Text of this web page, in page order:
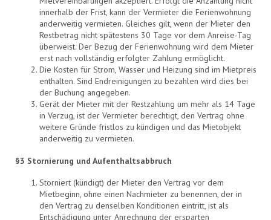
innerhalb der Frist, kann der Vermieter die Ferienwohnung
anderweitig vermieten. Gleiches gilt, wenn der Mieter den
Restbetrag nicht spätestens 30 Tage vor dem Anreise-Tag
überweist. Der Bezug der Ferienwohnung wird dem Mieter
erst nach vollständig erfolgter Zahlung ermöglicht.
Die Kosten für Strom, Wasser und Heizung sind im Mietpreis
enthalten. Sind Endreinigungen zu bezahlen wird dies bei
der Buchung angegeben.
Gerät der Mieter mit der Restzahlung um mehr als 14 Tage
in Verzug, ist der Vermieter berechtigt, den Vertrag ohne
weitere Gründe fristlos zu kündigen und das Mietobjekt
anderweitig zu vermieten.
§3 Stornierung und Aufenthaltsabbruch
Storniert (kündigt) der Mieter den Vertrag vor dem
Mietbeginn, ohne einen Nachmieter zu benennen, der in
den Vertrag zu denselben Konditionen eintritt, ist als
Entschädigung unter Anrechnung der ersparten